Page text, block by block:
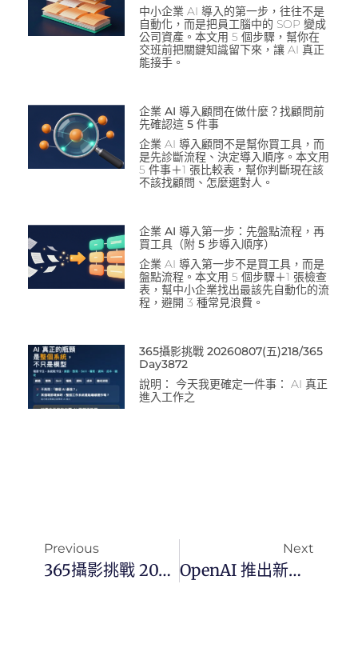
中小企業 AI 導入的第一步，往往不是
自動化，而是把員工腦中的 SOP 變成
公司資產。本文用 5 個步驟，幫你在
交班前把關鍵知識留下來，讓 AI 真正
能接手。
企業 AI 導入顧問在做什麼？找顧問前
先確認這 5 件事
企業 AI 導入顧問不是幫你買工具，而
是先診斷流程、決定導入順序。本文用
5 件事＋1 張比較表，幫你判斷現在該
不該找顧問、怎麼選對人。
企業 AI 導入第一步：先盤點流程，再
買工具（附 5 步導入順序）
企業 AI 導入第一步不是買工具，而是
盤點流程。本文用 5 個步驟＋1 張檢查
表，幫中小企業找出最該先自動化的流
程，避開 3 種常見浪費。
365攝影挑戰 20260807(五)218/365
Day3872
說明： 今天我更確定一件事： AI 真正
進入工作之
Previous
365攝影挑戰 20250202(日)033/365 Day3302
Next
OpenAI 推出新功能： Deep Research